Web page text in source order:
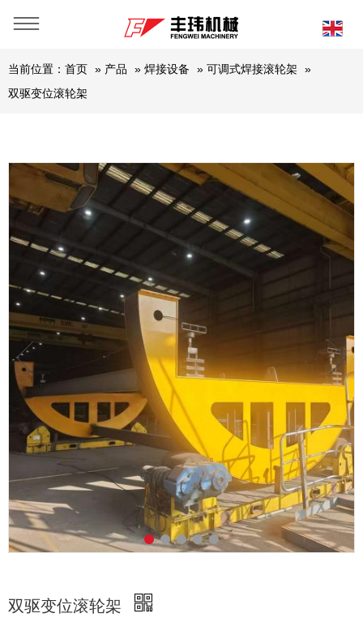
当前位置： 首页 » 产品 » 焊接设备 » 可调式焊接滚轮架
»
双驱变位滚轮架
双驱变位滚轮架